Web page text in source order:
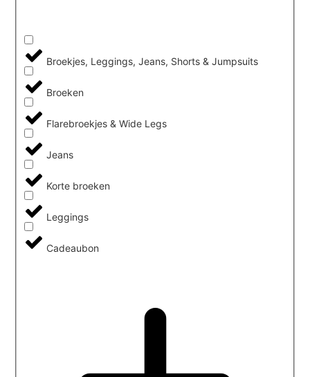
Broekjes, Leggings, Jeans, Shorts & Jumpsuits
Broeken
Flarebroekjes & Wide Legs
Jeans
Korte broeken
Leggings
Cadeaubon